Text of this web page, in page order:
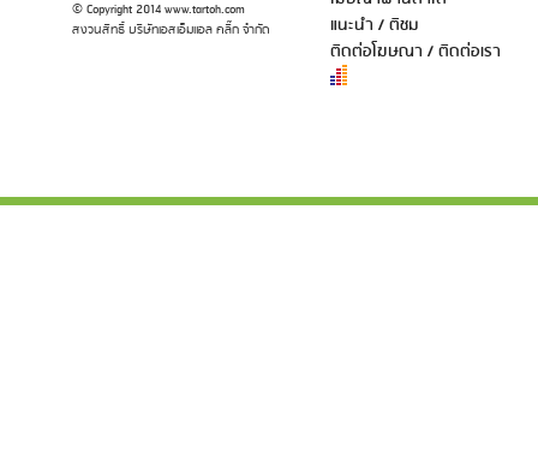
© Copyright 2014 www.tartoh.com
สงวนสิทธิ์ บริษัทเอสเอ็มแอล คลิ๊ก จำกัด
แนะนำ / ติชม
ติดต่อโฆษณา / ติดต่อเรา